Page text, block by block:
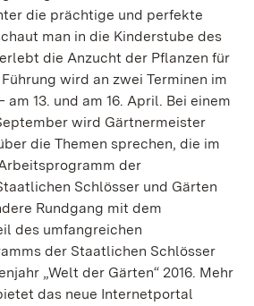
die prächtige und perfekte
man in die Kinderstube des
die Anzucht der Pflanzen für
wird an zwei Terminen im
13. und am 16. April. Bei einem
wird Gärtnermeister
die Themen sprechen, die im
der
Schlösser und Gärten
Rundgang mit dem
des umfangreichen
der Staatlichen Schlösser
„Welt der Gärten“ 2016. Mehr
das neue Internetportal